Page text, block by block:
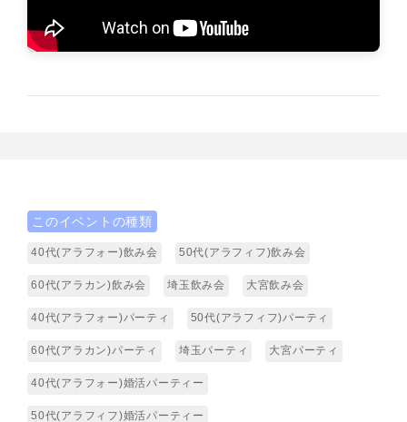
このイベントの種類
40代(アラフォー)飲み会 50代(アラフィフ)飲み会
60代(アラカン)飲み会 埼玉飲み会 大宮飲み会
40代(アラフォー)パーティ 50代(アラフィフ)パーティ
60代(アラカン)パーティ 埼玉パーティ 大宮パーティ
40代(アラフォー)婚活パーティー
50代(アラフィフ)婚活パーティー